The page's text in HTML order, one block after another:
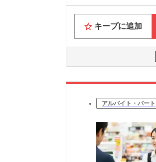
キープに追加
アルバイト・パート